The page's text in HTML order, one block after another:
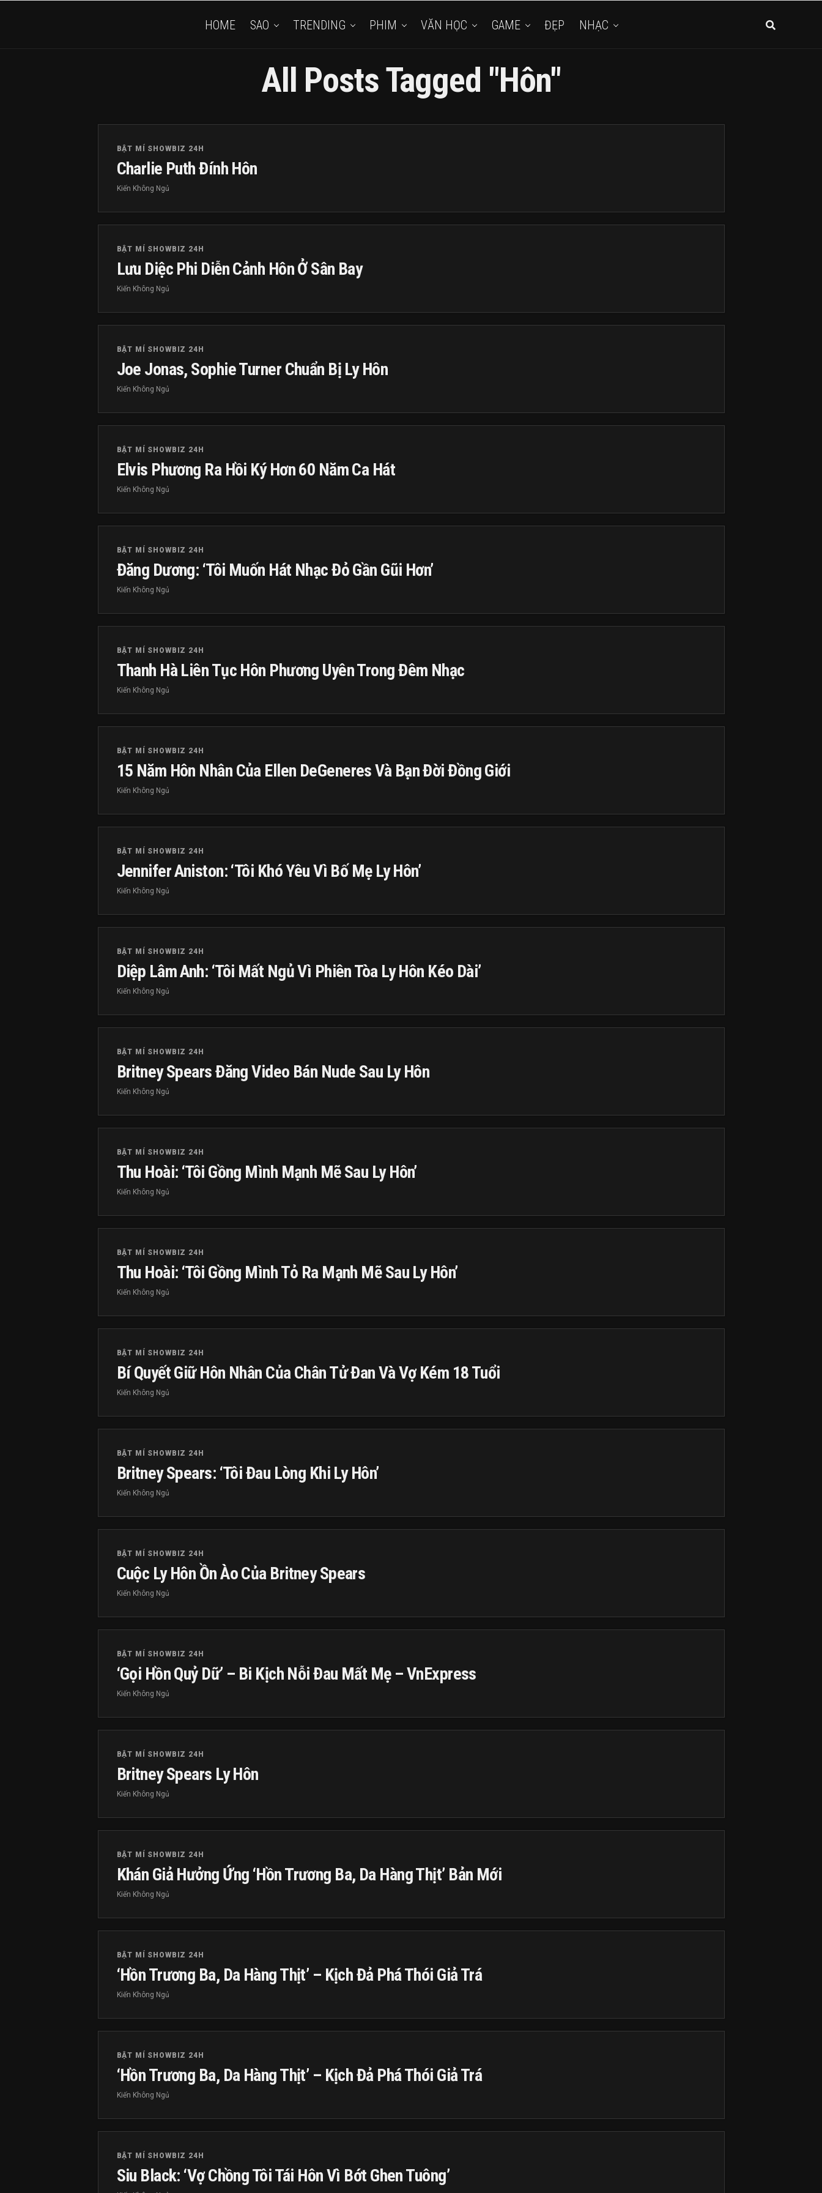
HOME SAO TRENDING PHIM VĂN HỌC GAME ĐẸP NHẠC
All Posts Tagged "hôn"
BẬT MÍ SHOWBIZ 24H
Charlie Puth Đính Hôn
Kiến Không Ngủ
BẬT MÍ SHOWBIZ 24H
Lưu Diệc Phi Diễn Cảnh Hôn Ở Sân Bay
Kiến Không Ngủ
BẬT MÍ SHOWBIZ 24H
Joe Jonas, Sophie Turner Chuẩn Bị Ly Hôn
Kiến Không Ngủ
BẬT MÍ SHOWBIZ 24H
Elvis Phương Ra Hồi Ký Hơn 60 Năm Ca Hát
Kiến Không Ngủ
BẬT MÍ SHOWBIZ 24H
Đăng Dương: ‘Tôi Muốn Hát Nhạc Đỏ Gần Gũi Hơn’
Kiến Không Ngủ
BẬT MÍ SHOWBIZ 24H
Thanh Hà Liên Tục Hôn Phương Uyên Trong Đêm Nhạc
Kiến Không Ngủ
BẬT MÍ SHOWBIZ 24H
15 Năm Hôn Nhân Của Ellen DeGeneres Và Bạn Đời Đồng Giới
Kiến Không Ngủ
BẬT MÍ SHOWBIZ 24H
Jennifer Aniston: ‘Tôi Khó Yêu Vì Bố Mẹ Ly Hôn’
Kiến Không Ngủ
BẬT MÍ SHOWBIZ 24H
Diệp Lâm Anh: ‘Tôi Mất Ngủ Vì Phiên Tòa Ly Hôn Kéo Dài’
Kiến Không Ngủ
BẬT MÍ SHOWBIZ 24H
Britney Spears Đăng Video Bán Nude Sau Ly Hôn
Kiến Không Ngủ
BẬT MÍ SHOWBIZ 24H
Thu Hoài: ‘Tôi Gồng Mình Mạnh Mẽ Sau Ly Hôn’
Kiến Không Ngủ
BẬT MÍ SHOWBIZ 24H
Thu Hoài: ‘Tôi Gồng Mình Tỏ Ra Mạnh Mẽ Sau Ly Hôn’
Kiến Không Ngủ
BẬT MÍ SHOWBIZ 24H
Bí Quyết Giữ Hôn Nhân Của Chân Tử Đan Và Vợ Kém 18 Tuổi
Kiến Không Ngủ
BẬT MÍ SHOWBIZ 24H
Britney Spears: ‘Tôi Đau Lòng Khi Ly Hôn’
Kiến Không Ngủ
BẬT MÍ SHOWBIZ 24H
Cuộc Ly Hôn Ồn Ào Của Britney Spears
Kiến Không Ngủ
BẬT MÍ SHOWBIZ 24H
‘Gọi Hồn Quỷ Dữ’ – Bi Kịch Nỗi Đau Mất Mẹ – VnExpress
Kiến Không Ngủ
BẬT MÍ SHOWBIZ 24H
Britney Spears Ly Hôn
Kiến Không Ngủ
BẬT MÍ SHOWBIZ 24H
Khán Giả Hưởng Ứng ‘Hồn Trương Ba, Da Hàng Thịt’ Bản Mới
Kiến Không Ngủ
BẬT MÍ SHOWBIZ 24H
‘Hồn Trương Ba, Da Hàng Thịt’ – Kịch Đả Phá Thói Giả Trá
Kiến Không Ngủ
BẬT MÍ SHOWBIZ 24H
‘Hồn Trương Ba, Da Hàng Thịt’ – Kịch Đả Phá Thói Giả Trá
Kiến Không Ngủ
BẬT MÍ SHOWBIZ 24H
Siu Black: ‘Vợ Chồng Tôi Tái Hôn Vì Bớt Ghen Tuông’